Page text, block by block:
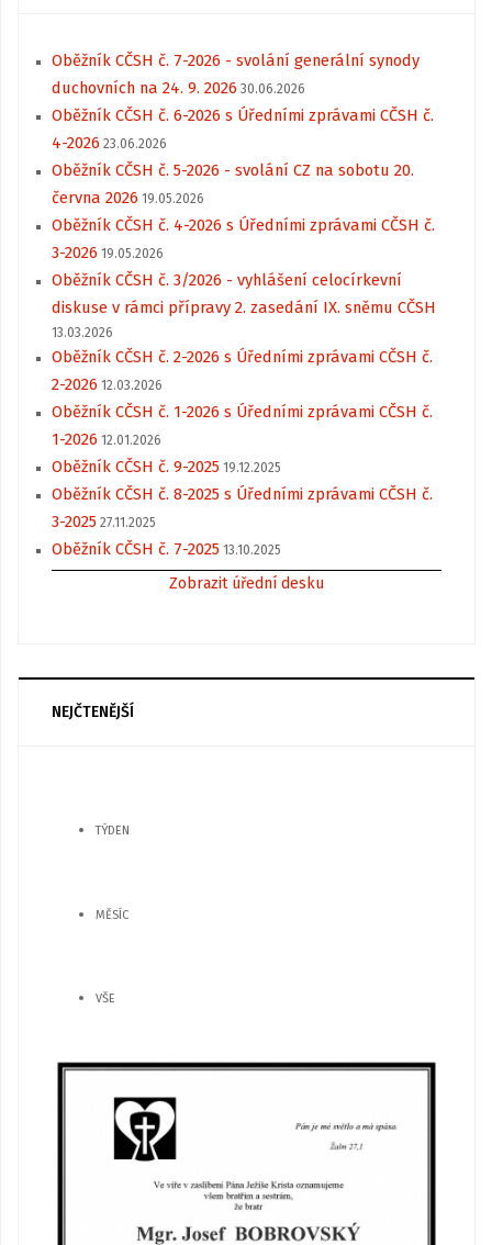
Oběžník CČSH č. 7-2026 - svolání generální synody
duchovních na 24. 9. 2026 30.06.2026
Oběžník CČSH č. 6-2026 s Úředními zprávami CČSH č.
4-2026 23.06.2026
Oběžník CČSH č. 5-2026 - svolání CZ na sobotu 20.
června 2026 19.05.2026
Oběžník CČSH č. 4-2026 s Úředními zprávami CČSH č.
3-2026 19.05.2026
Oběžník CČSH č. 3/2026 - vyhlášení celocírkevní
diskuse v rámci přípravy 2. zasedání IX. sněmu CČSH
13.03.2026
Oběžník CČSH č. 2-2026 s Úředními zprávami CČSH č.
2-2026 12.03.2026
Oběžník CČSH č. 1-2026 s Úředními zprávami CČSH č.
1-2026 12.01.2026
Oběžník CČSH č. 9-2025 19.12.2025
Oběžník CČSH č. 8-2025 s Úředními zprávami CČSH č.
3-2025 27.11.2025
Oběžník CČSH č. 7-2025 13.10.2025
Zobrazit úřední desku
NEJČTENĚJŠÍ
TÝDEN
MĚSÍC
VŠE